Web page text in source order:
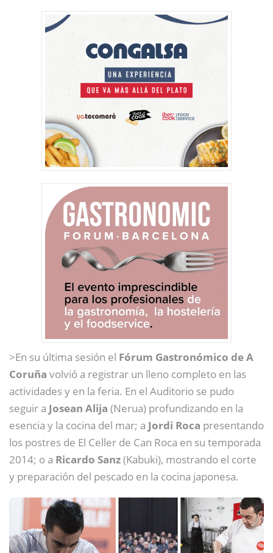
>En su última sesión el Fórum Gastronómico de A
Coruña volvió a registrar un lleno completo en las
actividades y en la feria. En el Auditorio se pudo
seguir a Josean Alija (Nerua) profundizando en la
esencia y la cocina del mar; a Jordi Roca presentando
los postres de El Celler de Can Roca en su temporada
2014; o a Ricardo Sanz(Kabuki), mostrando el corte
y preparación del pescado en la cocina japonesa.